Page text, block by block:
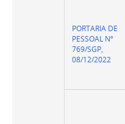
PORTARIA DE
PESSOAL Nº
769/SGP,
08/12/2022